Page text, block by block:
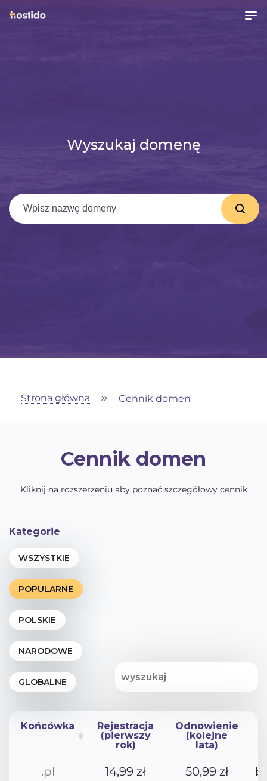
Wyszukaj domenę
Strona główna Cennik domen
Cennik domen
Kliknij na rozszerzeniu aby poznać szczegółowy cennik
Kategorie
Końcówka
Rejestracja
(pierwszy
rok)
Odnowienie
(kolejne
lata)
Końcówka
Rejestracja
(pierwszy
Odnowienie
(kolejne
.pl 14,99 zł 50,99 zł